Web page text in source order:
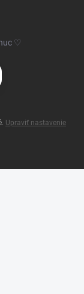
♡
Upraviť nastavenie